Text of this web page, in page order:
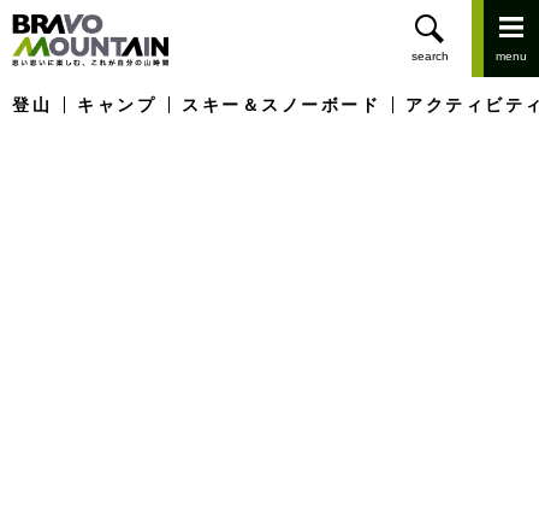
登山 キャンプ スキー＆スノーボード アクティビテ